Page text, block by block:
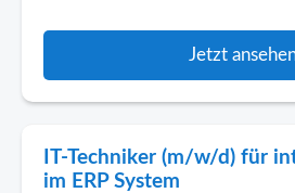
Jetzt
IT-Techniker (m/w/d) für
im ERP System